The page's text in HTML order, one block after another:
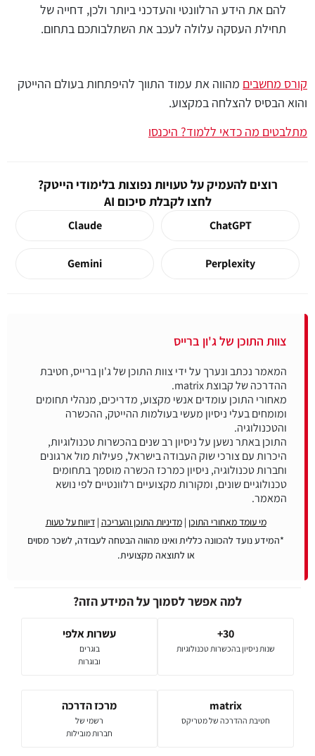
להם את הידע הרלוונטי והעדכני ביותר ולכן, דחייה של
תחילת העסקה עלולה לעכב את השתלבותכם בתחום.
קורס מחשבים מהווה את עמוד התווך להיפתחות בעולם ההייטק
והוא הבסיס להצלחה במקצוע.
מתלבטים מה כדאי ללמוד? היכנסו
רוצים להעמיק על טעויות נפוצות בלימודי הייטק?
לחצו לקבלת סיכום AI
ChatGPT
Claude
Perplexity
Gemini
צוות התוכן של ג'ון ברייס
המאמר נכתב ונערך על ידי צוות התוכן של ג'ון ברייס, חטיבת
מאחורי התוכן עומדים אנשי מקצוע, מדריכים, מנהלי תחומים
ומומחים בעלי ניסיון מעשי בעולמות ההייטק, ההכשרה
התוכן באתר נשען על ניסיון רב שנים בהכשרות טכנולוגיות,
היכרות עם צורכי שוק העבודה בישראל, פעילות מול ארגונים
וחברות טכנולוגיה, ניסיון כמרכז הכשרה מוסמך בתחומים
טכנולוגיים שונים, ומקורות מקצועיים רלוונטיים לפי נושא
המאמר.
מי עומד מאחורי התוכן |מדיניות התוכן והעריכה |דיווח על טעות
*המידע נועד להכוונה כללית ואינו מהווה הבטחה לעבודה, לשכר מסוים
או לתוצאה מקצועית.
למה אפשר לסמוך על המידע הזה?
30+
שנות ניסיון בהכשרות טכנולוגיות
עשרות אלפי
בוגרים
ובוגרות
matrix
חטיבת ההדרכה של מטריקס
מרכז הדרכה
רשמי של
חברות מובילות